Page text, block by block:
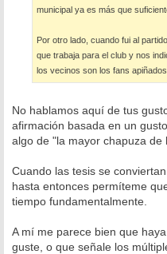
municipal ya es más que
Por otro lado, cuando fui al
que trabaja para el club y nos
los vecinos son los fans
No hablamos aquí de tus
afirmación basada en un
algo de "la mayor chapuza de
Cuando las tesis se
hasta entonces permíteme
tiempo fundamentalmente.
A mí me parece bien que
guste, o que señale los